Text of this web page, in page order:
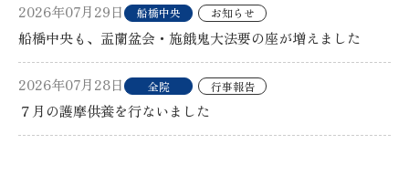
2026年07月29日 船橋中央 お知らせ
船橋中央も、盂蘭盆会・施餓鬼大法要の座が増えました
2026年07月28日 全院 行事報告
７月の護摩供養を行ないました